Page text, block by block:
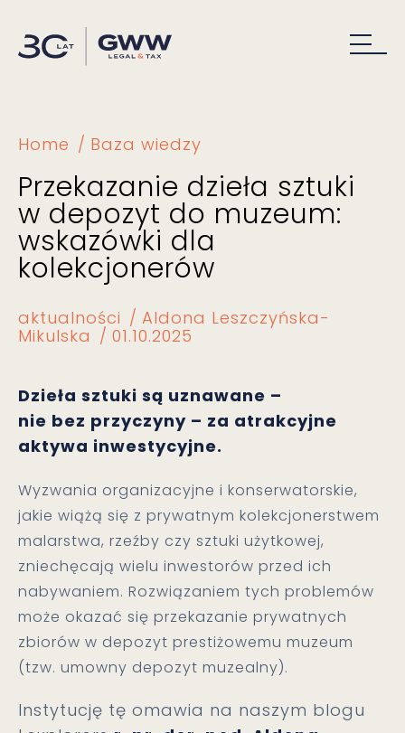
Home Baza wiedzy
Przekazanie dzieła sztuki
w depozyt do muzeum:
wskazówki dla
kolekcjonerów
aktualności
Aldona Leszczyńska-
Mikulska
01.10.2025
Dzieła sztuki są uznawane –
nie bez przyczyny – za atrakcyjne
aktywa inwestycyjne.
Wyzwania organizacyjne i konserwatorskie,
jakie wiążą się z prywatnym kolekcjonerstwem
malarstwa, rzeźby czy sztuki użytkowej,
zniechęcają wielu inwestorów przed ich
nabywaniem. Rozwiązaniem tych problemów
może okazać się przekazanie prywatnych
zbiorów w depozyt prestiżowemu muzeum
(tzw. umowny depozyt muzealny).
Instytucję tę omawia na naszym blogu